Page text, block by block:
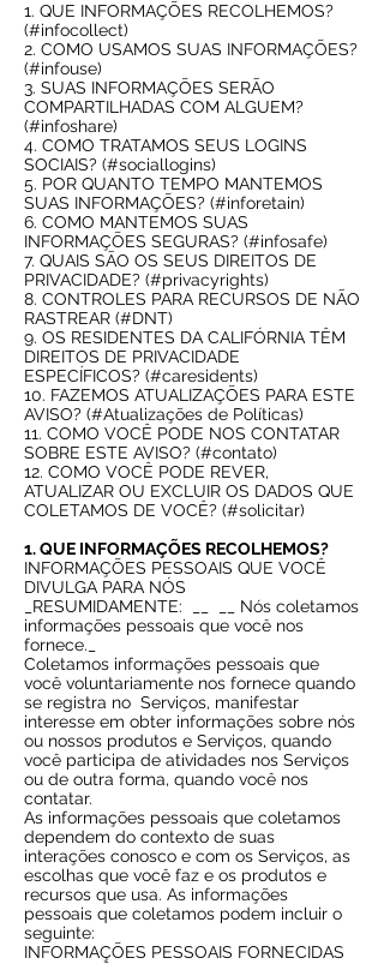
1. QUE INFORMAÇÕES RECOLHEMOS?
(#infocollect)
2. COMO USAMOS SUAS INFORMAÇÕES?
(#infouse)
3. SUAS INFORMAÇÕES SERÃO
COMPARTILHADAS COM ALGUEM?
(#infoshare)
4. COMO TRATAMOS SEUS LOGINS
SOCIAIS? (#sociallogins)
5. POR QUANTO TEMPO MANTEMOS
SUAS INFORMAÇÕES? (#inforetain)
6. COMO MANTEMOS SUAS
INFORMAÇÕES SEGURAS? (#infosafe)
7. QUAIS SÃO OS SEUS DIREITOS DE
PRIVACIDADE? (#privacyrights)
8. CONTROLES PARA RECURSOS DE NÃO
RASTREAR (#DNT)
9. OS RESIDENTES DA CALIFÓRNIA TÊM
DIREITOS DE PRIVACIDADE
ESPECÍFICOS? (#caresidents)
10. FAZEMOS ATUALIZAÇÕES PARA ESTE
AVISO? (#Atualizações de Políticas)
11. COMO VOCÊ PODE NOS CONTATAR
SOBRE ESTE AVISO? (#contato)
12. COMO VOCÊ PODE REVER,
ATUALIZAR OU EXCLUIR OS DADOS QUE
COLETAMOS DE VOCÊ? (#solicitar)
1. QUE INFORMAÇÕES RECOLHEMOS?
INFORMAÇÕES PESSOAIS QUE VOCÊ
DIVULGA PARA NÓS
_RESUMIDAMENTE:
__ Nós coletamos
informações pessoais que você nos
fornece._
Coletamos informações pessoais que
você voluntariamente nos fornece quando
se registra no Serviços, manifestar
interesse em obter informações sobre nós
ou nossos produtos e Serviços, quando
você participa de atividades nos Serviços
ou de outra forma, quando você nos
contatar.
As informações pessoais que coletamos
dependem do contexto de suas
interações conosco e com os Serviços, as
escolhas que você faz e os produtos e
recursos que usa. As informações
pessoais que coletamos podem incluir o
seguinte:
INFORMAÇÕES PESSOAIS FORNECIDAS